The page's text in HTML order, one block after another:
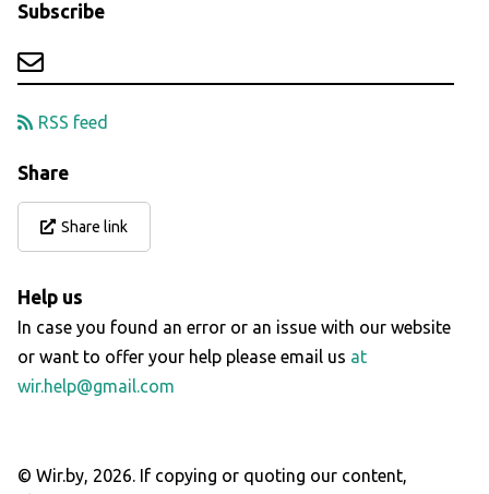
Subscribe
RSS feed
Share
Share link
Help us
In case you found an error or an issue with our website
or want to offer your help please email us at
wir.help@gmail.com
© Wir.by, 2026. If copying or quoting our content,